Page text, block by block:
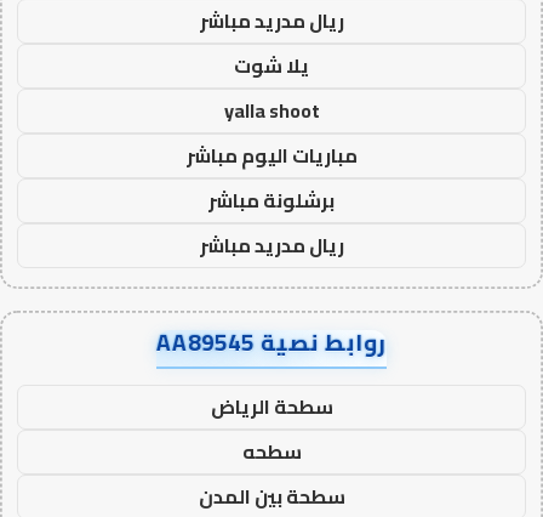
ريال مدريد مباشر
يلا شوت
yalla shoot
مباريات اليوم مباشر
برشلونة مباشر
ريال مدريد مباشر
روابط نصية AA89545
سطحة الرياض
سطحه
سطحة بين المدن